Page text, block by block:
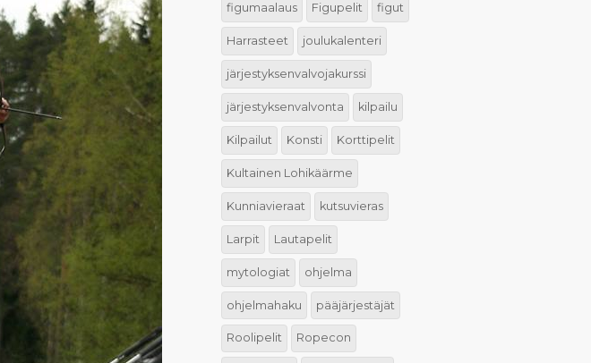
figumaalaus Figupelit figut
Harrasteet joulukalenteri
järjestyksenvalvojakurssi
järjestyksenvalvonta kilpailu
Kilpailut Konsti Korttipelit
Kultainen Lohikäärme
Kunniavieraat kutsuvieras
Larpit Lautapelit
mytologiat ohjelma
ohjelmahaku pääjärjestäjät
Roolipelit Ropecon